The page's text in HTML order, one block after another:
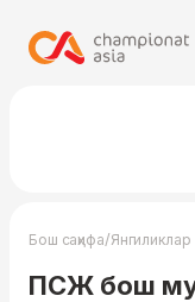
Бош саҳифа/Янгиликлар
ПСЖ бош